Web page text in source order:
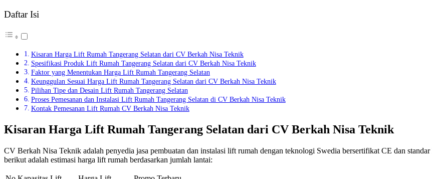
Daftar Isi
Kisaran Harga Lift Rumah Tangerang Selatan dari CV Berkah Nisa Teknik
Spesifikasi Produk Lift Rumah Tangerang Selatan dari CV Berkah Nisa Teknik
Faktor yang Menentukan Harga Lift Rumah Tangerang Selatan
Keunggulan Sesuai Harga Lift Rumah Tangerang Selatan dari CV Berkah Nisa Teknik
Pilihan Tipe dan Desain Lift Rumah Tangerang Selatan
Proses Pemesanan dan Instalasi Lift Rumah Tangerang Selatan di CV Berkah Nisa Teknik
Kontak Pemesanan Lift Rumah CV Berkah Nisa Teknik
Kisaran Harga Lift Rumah Tangerang Selatan dari CV Berkah Nisa Teknik
CV Berkah Nisa Teknik adalah penyedia jasa pembuatan dan instalasi lift rumah dengan teknologi Swedia bersertifikat CE dan
berikut adalah estimasi harga lift rumah berdasarkan jumlah lantai: